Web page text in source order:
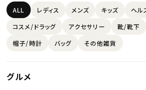
ALL レディス メンズ キッズ
ヘル
コスメ/ドラッグ
アクセサリー 靴/靴下
帽子/時計
バッグ その他雑貨
グルメ